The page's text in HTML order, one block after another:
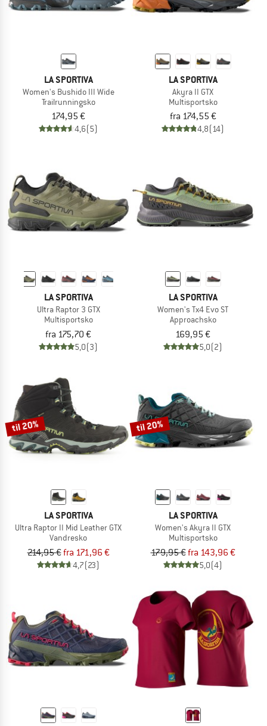
LA SPORTIVA
Women's Bushido III Wide
Trailrunningsko
174,95 €
4,6(5)
LA SPORTIVA
Akyra II GTX
Multisportsko
fra 174,55 €
4,8(14)
LA SPORTIVA
Ultra Raptor 3 GTX
Multisportsko
fra 175,70 €
5,0(3)
LA SPORTIVA
Women's Tx4 Evo ST
Approachsko
169,95 €
5,0(2)
til 20%
LA SPORTIVA
Ultra Raptor II Mid Leather GTX
Vandresko
214,95 €fra 171,96 €
4,7(23)
til 20%
LA SPORTIVA
Women's Akyra II GTX
Multisportsko
179,95 €fra 143,96 €
5,0(4)